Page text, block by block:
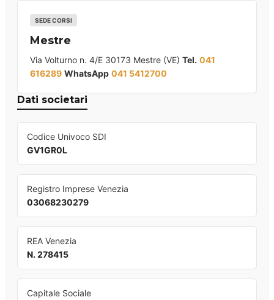
SEDE CORSI
Mestre
Via Volturno n. 4/E 30173 Mestre (VE) Tel. 041
616289 WhatsApp 041 5412700
Dati societari
Codice Univoco SDI
GV1GR0L
Registro Imprese Venezia
03068230279
REA Venezia
N. 278415
Capitale Sociale